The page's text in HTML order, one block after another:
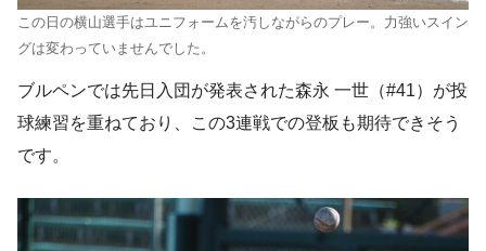
この日の横山選手はユニフォームを汚しながらのプレー。力強いスイン
グは変わっていませんでした。
ブルペンでは先日入団が発表された森永 一世（#41）が投
球練習を重ねており、この3連戦での登板も期待できそう
です。